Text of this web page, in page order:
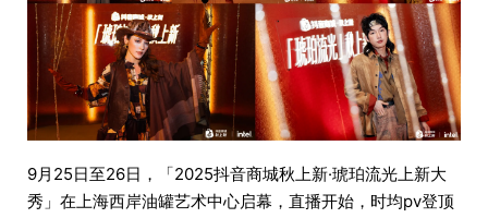
9月25日至26日，「2025抖音商城秋上新·琥珀流光上新大
秀」在上海西岸油罐艺术中心启幕，直播开始，时均pv登顶